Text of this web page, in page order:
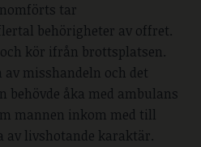
tar
behörigheter av offret.
kör ifrån brottsplatsen.
misshandeln och det
behövde åka med ambulans
mannen inkom med till
av livshotande karaktär.